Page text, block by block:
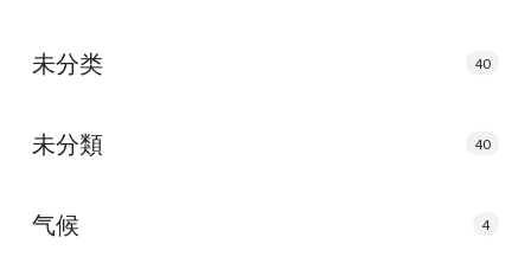
未分类 40
未分類 40
气候 4